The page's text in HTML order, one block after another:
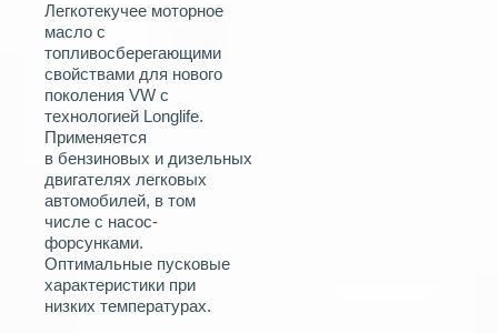
Легкотекучее моторное
масло с
топливосберегающими
свойствами для нового
поколения VW с
технологией Longlife.
Применяется
в бензиновых и дизельных
двигателях легковых
автомобилей, в том
числе с насос-
форсунками.
Оптимальные пусковые
характеристики при
низких температурах.